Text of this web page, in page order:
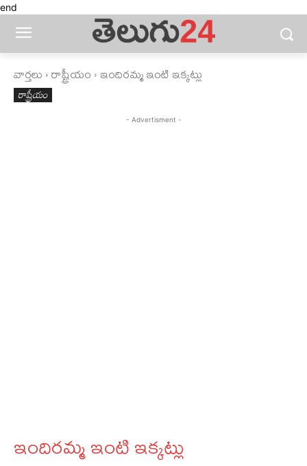
end
వార్తలు రాష్ట్రీయం ఇందిరమ్మ ఇంటి ఇక్కట్లు
రాష్ట్రీయం
- Advertisment -
ఇందిరమ్మ ఇంటి ఇక్కట్లు